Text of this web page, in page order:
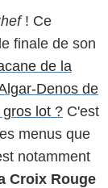
! Ce
finale de son
de la
Denos de
lot ? C'est
menus que
notamment
Croix Rouge